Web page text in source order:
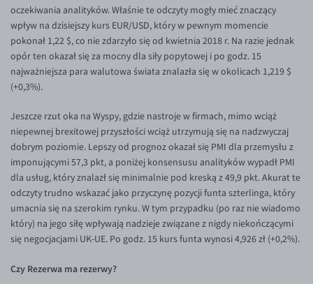
TRY/PLN
ZAR/PLN
EUR/USD
EUR/GBP
EUR/CZK
EUR/DKK
EUR/NOK
EUR/SEK
EUR/AUD
EUR/BGN
oczekiwania analityków. Właśnie te odczyty mogły mieć znaczący
wpływ na dzisiejszy kurs EUR/USD, który w pewnym momencie
pokonał 1,22 $, co nie zdarzyło się od kwietnia 2018 r. Na razie jednak
opór ten okazał się za mocny dla siły popytowej i po godz. 15
najważniejsza para walutowa świata znalazła się w okolicach 1,219 $
(+0,3%).
Jeszcze rzut oka na Wyspy, gdzie nastroje w firmach, mimo wciąż
niepewnej brexitowej przyszłości wciąż utrzymują się na nadzwyczaj
dobrym poziomie. Lepszy od prognoz okazał się PMI dla przemysłu z
imponującymi 57,3 pkt, a poniżej konsensusu analityków wypadł PMI
dla usług, który znalazł się minimalnie pod kreską z 49,9 pkt. Akurat te
odczyty trudno wskazać jako przyczynę pozycji funta szterlinga, który
umacnia się na szerokim rynku. W tym przypadku (po raz nie wiadomo
który) na jego siłę wpływają nadzieje związane z nigdy niekończącymi
się negocjacjami UK-UE. Po godz. 15 kurs funta wynosi 4,926 zł (+0,2%).
Czy Rezerwa ma rezerwy?